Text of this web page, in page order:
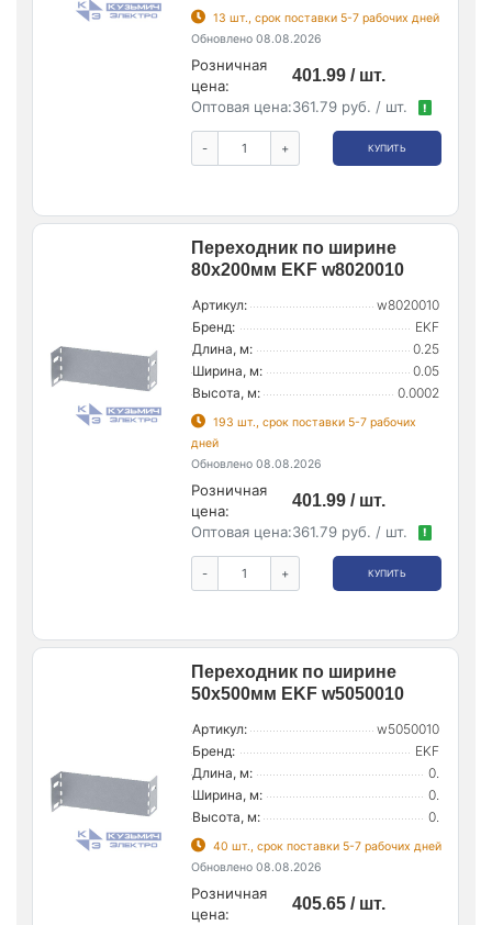
13 шт., срок поставки 5-7 рабочих дней
Обновлено 08.08.2026
Розничная
цена:
401.99 / шт.
Оптовая цена:361.79 руб. / шт. !
- + КУПИТЬ
Переходник по ширине
80х200мм EKF w8020010
Артикул:
w8020010
Бренд:
EKF
Длина, м:
0.25
Ширина, м:
0.05
Высота, м:
0.0002
193 шт., срок поставки 5-7 рабочих
дней
Обновлено 08.08.2026
Розничная
цена:
401.99 / шт.
Оптовая цена:361.79 руб. / шт. !
- + КУПИТЬ
Переходник по ширине
50х500мм EKF w5050010
Артикул:
w5050010
Бренд:
EKF
Длина, м:
0.
Ширина, м:
0.
Высота, м:
0.
40 шт., срок поставки 5-7 рабочих дней
Обновлено 08.08.2026
Розничная
цена:
405.65 / шт.